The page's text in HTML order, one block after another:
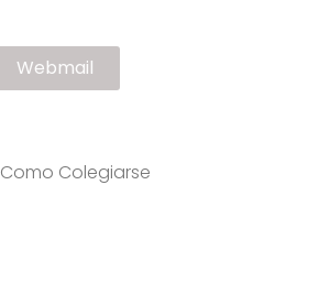
Webmail
Como Colegiarse